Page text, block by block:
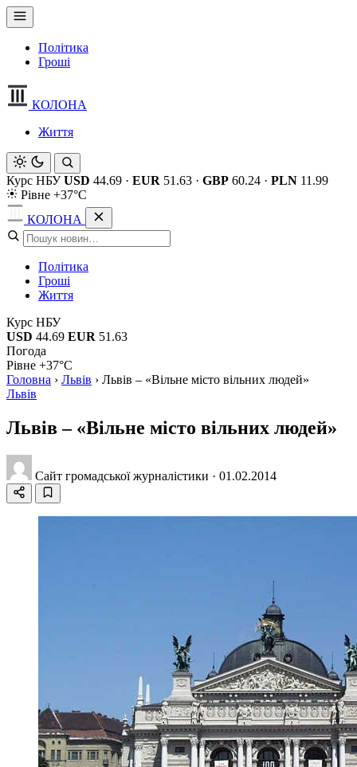
Політика
Гроші
КОЛОНА
Життя
Курс НБУ USD 44.69 · EUR 51.63 · GBP 60.24 · PLN 11.99
Рівне +37°C
КОЛОНА
Політика
Гроші
Життя
Курс НБУ
USD 44.69 EUR 51.63
Погода
Рівне +37°C
Головна › Львів › Львів – «Вільне місто вільних людей»
Львів
Львів – «Вільне місто вільних людей»
Сайт громадської журналістики · 01.02.2014